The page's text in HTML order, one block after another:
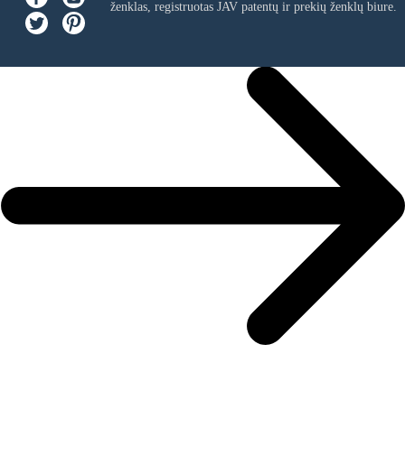
ženklas, registruotas JAV patentų ir prekių ženklų biure.